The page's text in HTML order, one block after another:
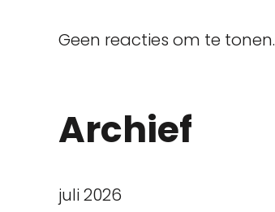
Geen reacties om te tonen.
Archief
juli 2026